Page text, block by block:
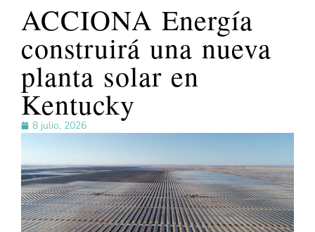
ACCIONA Energía
construirá una nueva
planta solar en
Kentucky
8 julio, 2026